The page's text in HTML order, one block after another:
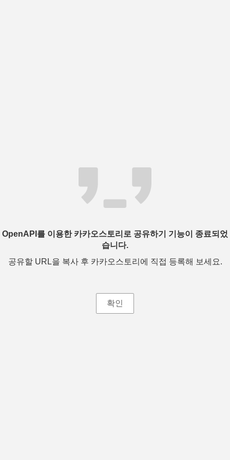
OpenAPI를 이용한 카카오스토리로 공유하기 기능이 종료되었
습니다.
공유할 URL을 복사 후 카카오스토리에 직접 등록해 보세요.
확인